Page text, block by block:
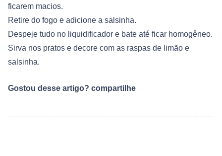
ficarem macios.
Retire do fogo e adicione a salsinha.
Despeje tudo no liquidificador e bate até ficar homogêneo.
Sirva nos pratos e decore com as raspas de limão e
salsinha.
Gostou desse artigo? compartilhe